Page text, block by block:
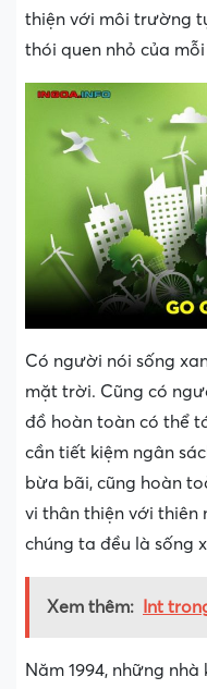
thiện với môi trường
thói quen nhỏ của
Có người nói sống
mặt trời. Cũng có
đồ hoàn toàn có thể
cần tiết kiệm ngân
bừa bãi, cũng hoàn
vi thân thiện với thiên
chúng ta đều là sống
Xem thêm: Int
Năm 1994, những